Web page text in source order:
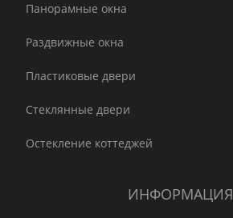
Панорамные окна
Раздвижные окна
Пластиковые двери
Стеклянные двери
Остекление коттеджей
ИНФОРМАЦИЯ